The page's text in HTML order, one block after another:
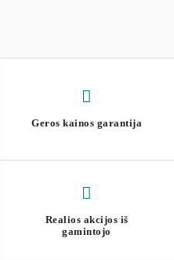
Geros kainos garantija
Realios akcijos iš
gamintojo